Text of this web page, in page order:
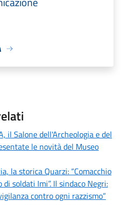
il Salone dell'Archeologia e del
le novità del Museo
la storica Quarzi: “Comacchio
soldati Imi”. Il sindaco Negri:
contro ogni razzismo”